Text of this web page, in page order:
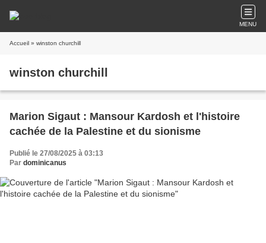
MENU
Accueil » winston churchill
winston churchill
Marion Sigaut : Mansour Kardosh et l'histoire
cachée de la Palestine et du sionisme
Publié le 27/08/2025 à 03:13
Par dominicanus